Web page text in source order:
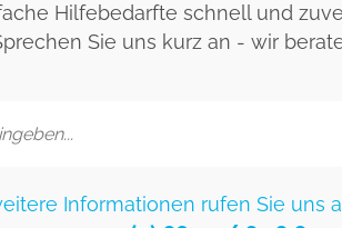
Hilfebedarfte schnell und
Sie uns kurz an - wir
Informationen rufen Sie uns